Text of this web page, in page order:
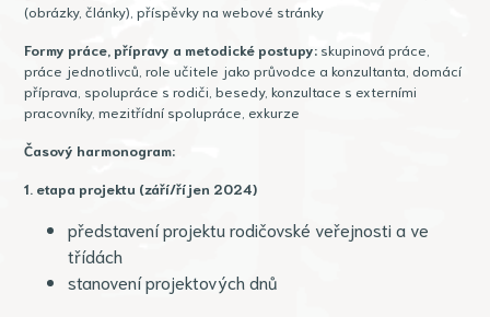
(obrázky, články), příspěvky na webové stránky
Formy práce, přípravy a metodické postupy: skupinová práce,
práce jednotlivců, role učitele jako průvodce a konzultanta, domácí
příprava, spolupráce s rodiči, besedy, konzultace s externími
pracovníky, mezitřídní spolupráce, exkurze
Časový harmonogram:
1. etapa projektu (září/říjen 2024)
představení projektu rodičovské veřejnosti a ve
třídách
stanovení projektových dnů